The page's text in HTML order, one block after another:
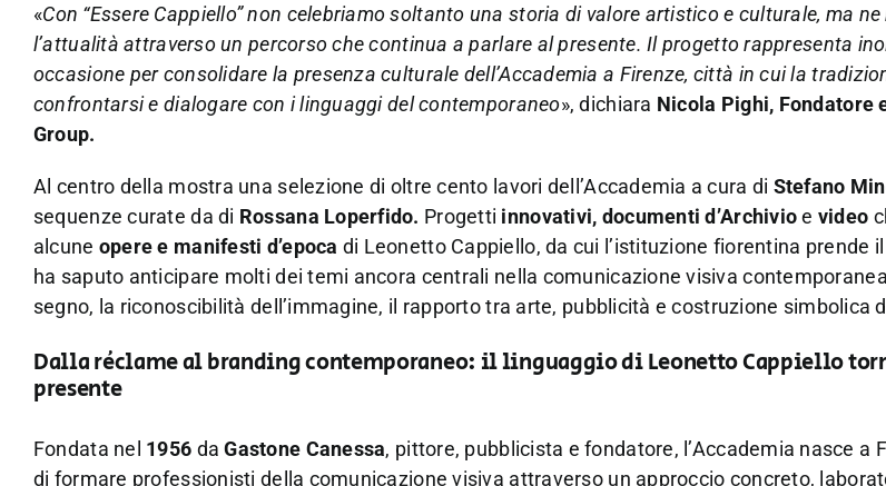
«Con “Essere Cappiello” non celebriamo soltanto una storia di valore artistico e culturale, ma
l’attualità attraverso un percorso che continua a parlare al presente. Il progetto rappresenta
occasione per consolidare la presenza culturale dell’Accademia a Firenze, città in cui la
confrontarsi e dialogare con i linguaggi del contemporaneo», dichiara Nicola Pighi, Fondatore
Group.
Al centro della mostra una selezione di oltre cento lavori dell’Accademia a cura di Stefano
sequenze curate da di Rossana Loperfido. Progetti innovativi, documenti d’Archivioe video
alcune opere e manifesti d’epoca di Leonetto Cappiello, da cui l’istituzione fiorentina prende
ha saputo anticipare molti dei temi ancora centrali nella comunicazione visiva
segno, la riconoscibilità dell’immagine, il rapporto tra arte, pubblicità e costruzione simbolica
Dalla réclame al branding contemporaneo: il linguaggio di Leonetto Cappiello
presente
Fondata nel 1956 daGastone Canessa, pittore, pubblicista e fondatore, l’Accademia nasce a
di formare professionisti della comunicazione visiva attraverso un approccio concreto,